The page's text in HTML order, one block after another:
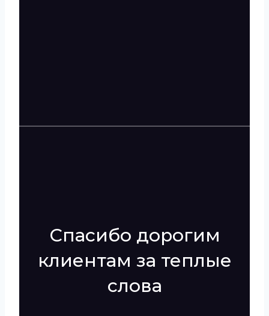
Спасибо дорогим
клиентам за теплые
слова